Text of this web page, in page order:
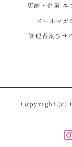
す
店舗・企業 エ
メールマガ
管理者及びサ
Copyright (c)